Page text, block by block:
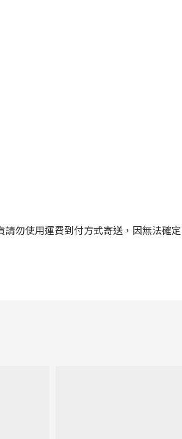
勿使用運費到付方式寄送，因無法確